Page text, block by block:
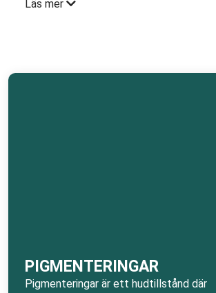
Läs mer
PIGMENTERINGAR
Pigmenteringar är ett hudtillstånd där